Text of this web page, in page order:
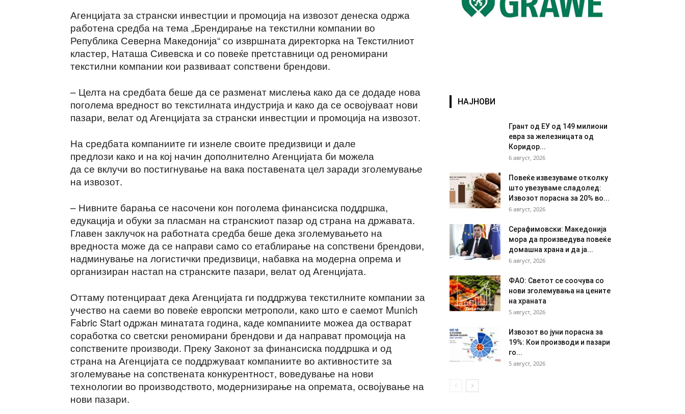
Агенцијата за странски инвестции и промоција на извозот денеска одржа
работена средба на тема „Брендирање на текстилни компании во
Република Северна Македонија“ со извршната директорка на Текстилниот
кластер, Наташа Сивевска и со повеќе претставници од реномирани
текстилни компании кои развиваат сопствени брендови.
– Целта на средбата беше да се разменат мислења како да се додаде нова
поголема вредност во текстилната индустрија и како да се освојуваат нови
пазари, велат од Агенцијата за странски инвестции и промоција на извозот.
На средбата компаниите ги изнеле своите предизвици и дале
предлози како и на кој начин дополнително Агенцијата би можела
да се вклучи во постигнување на вака поставената цел заради зголемување
на извозот.
– Нивните барања се насочени кон поголема финансиска поддршка,
едукација и обуки за пласман на странскиот пазар од страна на државата.
Главен заклучок на работната средба беше дека зголемувањето на
вредноста може да се направи само со етаблирање на сопствени брендови,
надминување на логистички предизвици, набавка на модерна опрема и
организиран настап на странските пазари, велат од Агенцијата.
Оттаму потенцираат дека Агенцијата ги поддржува текстилните компании за
учество на саеми во повеќе европски метрополи, како што е саемот Munich
Fabric Start одржан минатата година, каде компаниите можеа да остварат
соработка со светски реномирани брендови и да направат промоција на
сопствените производи. Преку Законот за финансиска поддршка и од
страна на Агенцијата се поддржуваат компаниите во активностите за
зголемување на сопствената конкурентност, воведување на нови
технологии во производството, модернизирање на опремата, освојување на
нови пазари.
НАЈНОВИ
Грант од ЕУ од 149 милиони
евра за железницата од
Коридор...
6 август, 2026
Повеќе извезуваме отколку
што увезуваме сладолед:
Извозот порасна за 20% во...
6 август, 2026
Серафимовски: Македонија
мора да произведува повеќе
домашна храна и да ја...
6 август, 2026
ФАО: Светот се соочува со
нови зголемувања на цените
на храната
5 август, 2026
Извозот во јуни порасна за
19%: Кои производи и пазари
го...
5 август, 2026